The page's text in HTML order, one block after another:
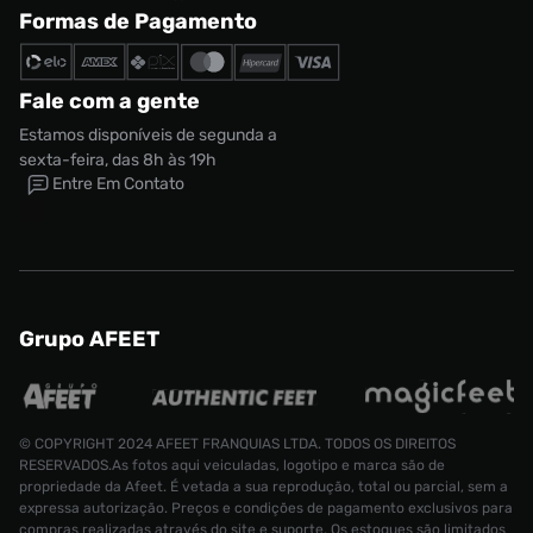
Formas de Pagamento
Fale com a gente
Estamos disponíveis de segunda a
sexta-feira, das 8h às 19h
Entre Em Contato
Grupo AFEET
© COPYRIGHT 2024 AFEET FRANQUIAS LTDA. TODOS OS DIREITOS
RESERVADOS.As fotos aqui veiculadas, logotipo e marca são de
propriedade da Afeet. É vetada a sua reprodução, total ou parcial, sem a
expressa autorização. Preços e condições de pagamento exclusivos para
compras realizadas através do site e suporte. Os estoques são limitados